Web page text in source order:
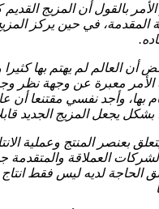
بالقول أن المزيج
المقدمة، في حين يركز
أن العالم لم يهتم بها كثيرا
الأمر معبرة عن وجهة نظر
بها، وأجد نفسي مقتنعا أن
يجعل المزيج الجديد
بعنصر المنتج وعملية
العملاقة والمتقدمة
الحاجة لديه ليس فقط انتاج